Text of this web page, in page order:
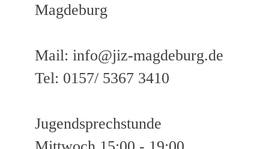
Magdeburg
Mail: info@jiz-magdeburg.de
Tel: 0157/ 5367 3410
Jugendsprechstunde